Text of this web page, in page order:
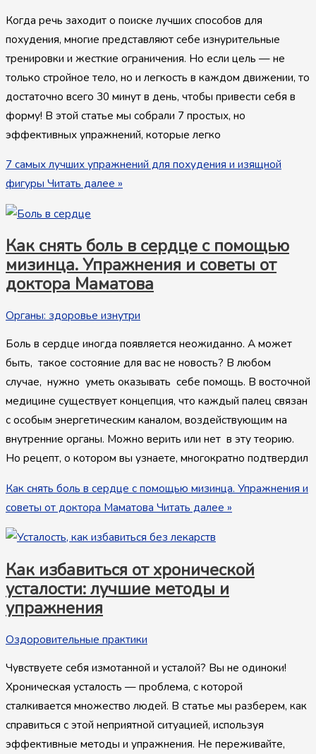
Когда речь заходит о поиске лучших способов для
похудения, многие представляют себе изнурительные
тренировки и жесткие ограничения. Но если цель — не
только стройное тело, но и легкость в каждом движении, то
достаточно всего 30 минут в день, чтобы привести себя в
форму! В этой статье мы собрали 7 простых, но
эффективных упражнений, которые легко
7 самых лучших упражнений для похудения и изящной
фигуры Читать далее »
Как снять боль в сердце с помощью
мизинца. Упражнения и советы от
доктора Маматова
Органы: здоровье изнутри
Боль в сердце иногда появляется неожиданно. А может
быть, такое состояние для вас не новость? В любом
случае, нужно уметь оказывать себе помощь. В восточной
медицине существует концепция, что каждый палец связан
с особым энергетическим каналом, воздействующим на
внутренние органы. Можно верить или нет в эту теорию.
Но рецепт, о котором вы узнаете, многократно подтвердил
Как снять боль в сердце с помощью мизинца. Упражнения и
советы от доктора Маматова Читать далее »
Как избавиться от хронической
усталости: лучшие методы и
упражнения
Оздоровительные практики
Чувствуете себя измотанной и усталой? Вы не одиноки!
Хроническая усталость — проблема, с которой
сталкивается множество людей. В статье мы разберем, как
справиться с этой неприятной ситуацией, используя
эффективные методы и упражнения. Не переживайте,